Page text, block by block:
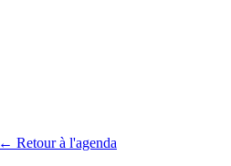
← Retour à l'agenda